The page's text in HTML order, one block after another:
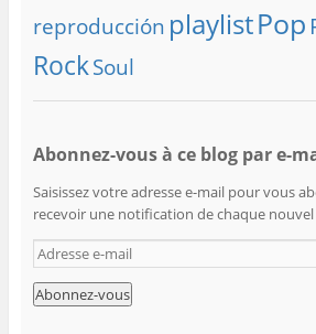
reproducción playlistPop
RockSoul
Abonnez-vous à ce blog par e-
Saisissez votre adresse e-mail pour vous
recevoir une notification de chaque
A
d
r